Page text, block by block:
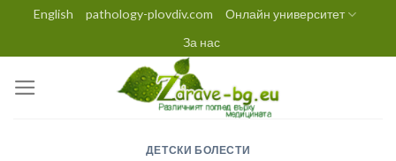
content
English pathology-plovdiv.com
Онлайн университет
За нас
ДЕТСКИ БОЛЕСТИ